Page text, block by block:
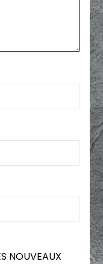
NOUVEAUX